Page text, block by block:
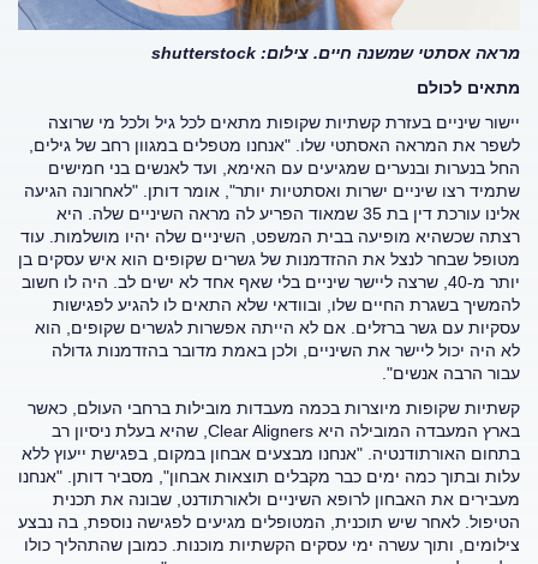
מראה אסתטי שמשנה חיים. צילום: shutterstock
מתאים לכולם
יישור שיניים בעזרת קשתיות שקופות מתאים לכל גיל ולכל מי שרוצה
לשפר את המראה האסתטי שלו. "אנחנו מטפלים במגוון רחב של גילים,
החל בנערות ובנערים שמגיעים עם האימא, ועד לאנשים בני חמישים
שתמיד רצו שיניים ישרות ואסתטיות יותר", אומר דותן. "לאחרונה הגיעה
אלינו עורכת דין בת 35 שמאוד הפריע לה מראה השיניים שלה. היא
רצתה שכשהיא מופיעה בבית המשפט, השיניים שלה יהיו מושלמות. עוד
מטופל שבחר לנצל את ההזדמנות של גשרים שקופים הוא איש עסקים בן
יותר מ-40, שרצה ליישר שיניים בלי שאף אחד לא ישים לב. היה לו חשוב
להמשיך בשגרת החיים שלו, ובוודאי שלא התאים לו להגיע לפגישות
עסקיות עם גשר ברזלים. אם לא הייתה אפשרות לגשרים שקופים, הוא
לא היה יכול ליישר את השיניים, ולכן באמת מדובר בהזדמנות גדולה
עבור הרבה אנשים".
קשתיות שקופות מיוצרות בכמה מעבדות מובילות ברחבי העולם, כאשר
בארץ המעבדה המובילה היא Clear Aligners, שהיא בעלת ניסיון רב
בתחום האורתודנטיה. "אנחנו מבצעים אבחון במקום, בפגישת ייעוץ ללא
עלות ובתוך כמה ימים כבר מקבלים תוצאות אבחון", מסביר דותן. "אנחנו
מעבירים את האבחון לרופא השיניים ולאורתודנט, שבונה את תכנית
הטיפול. לאחר שיש תוכנית, המטופלים מגיעים לפגישה נוספת, בה נבצע
צילומים, ותוך עשרה ימי עסקים הקשתיות מוכנות. כמובן שהתהליך כולו